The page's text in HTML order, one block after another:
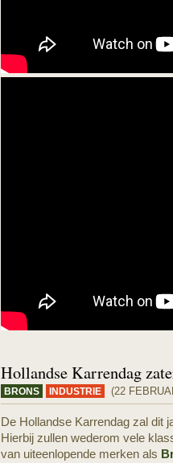
Hollandse Karrendag
BRONS INDUSTRIE (22
De Hollandse Karrendag zal dit
Hierbij zullen wederom vele
van uiteenlopende merken als